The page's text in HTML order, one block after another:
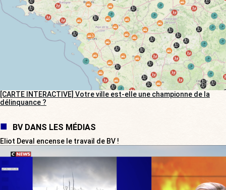
[CARTE INTERACTIVE] Votre ville est-elle une championne de la
délinquance ?
BV DANS LES MÉDIAS
Eliot Deval encense le travail de BV !